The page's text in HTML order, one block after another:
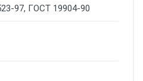
97, ГОСТ 19904-90